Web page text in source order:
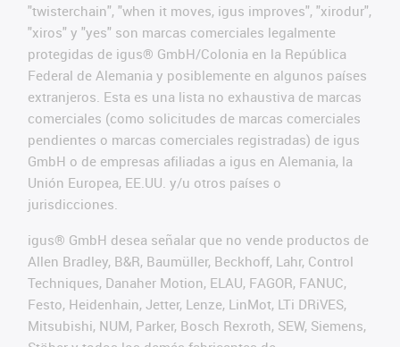
"twisterchain", "when it moves, igus improves", "xirodur",
"xiros" y "yes" son marcas comerciales legalmente
protegidas de igus® GmbH/Colonia en la República
Federal de Alemania y posiblemente en algunos países
extranjeros. Esta es una lista no exhaustiva de marcas
comerciales (como solicitudes de marcas comerciales
pendientes o marcas comerciales registradas) de igus
GmbH o de empresas afiliadas a igus en Alemania, la
Unión Europea, EE.UU. y/u otros países o
jurisdicciones.
igus® GmbH desea señalar que no vende productos de
Allen Bradley, B&R, Baumüller, Beckhoff, Lahr, Control
Techniques, Danaher Motion, ELAU, FAGOR, FANUC,
Festo, Heidenhain, Jetter, Lenze, LinMot, LTi DRiVES,
Mitsubishi, NUM, Parker, Bosch Rexroth, SEW, Siemens,